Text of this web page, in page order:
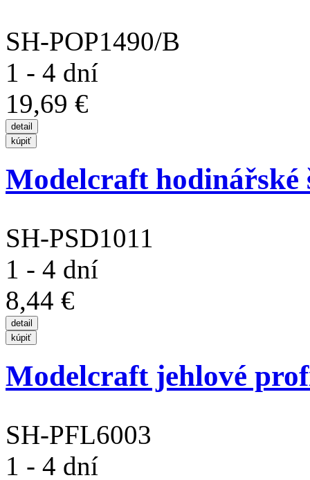
SH-POP1490/B
1 - 4 dní
19,69 €
Modelcraft hodinářské
SH-PSD1011
1 - 4 dní
8,44 €
Modelcraft jehlové
SH-PFL6003
1 - 4 dní